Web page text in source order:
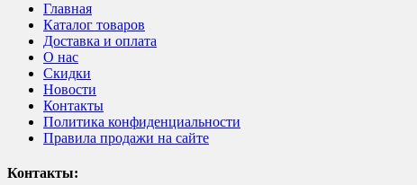
Главная
Каталог товаров
Доставка и оплата
О нас
Скидки
Новости
Контакты
Политика конфиденциальности
Правила продажи на сайте
Контакты: